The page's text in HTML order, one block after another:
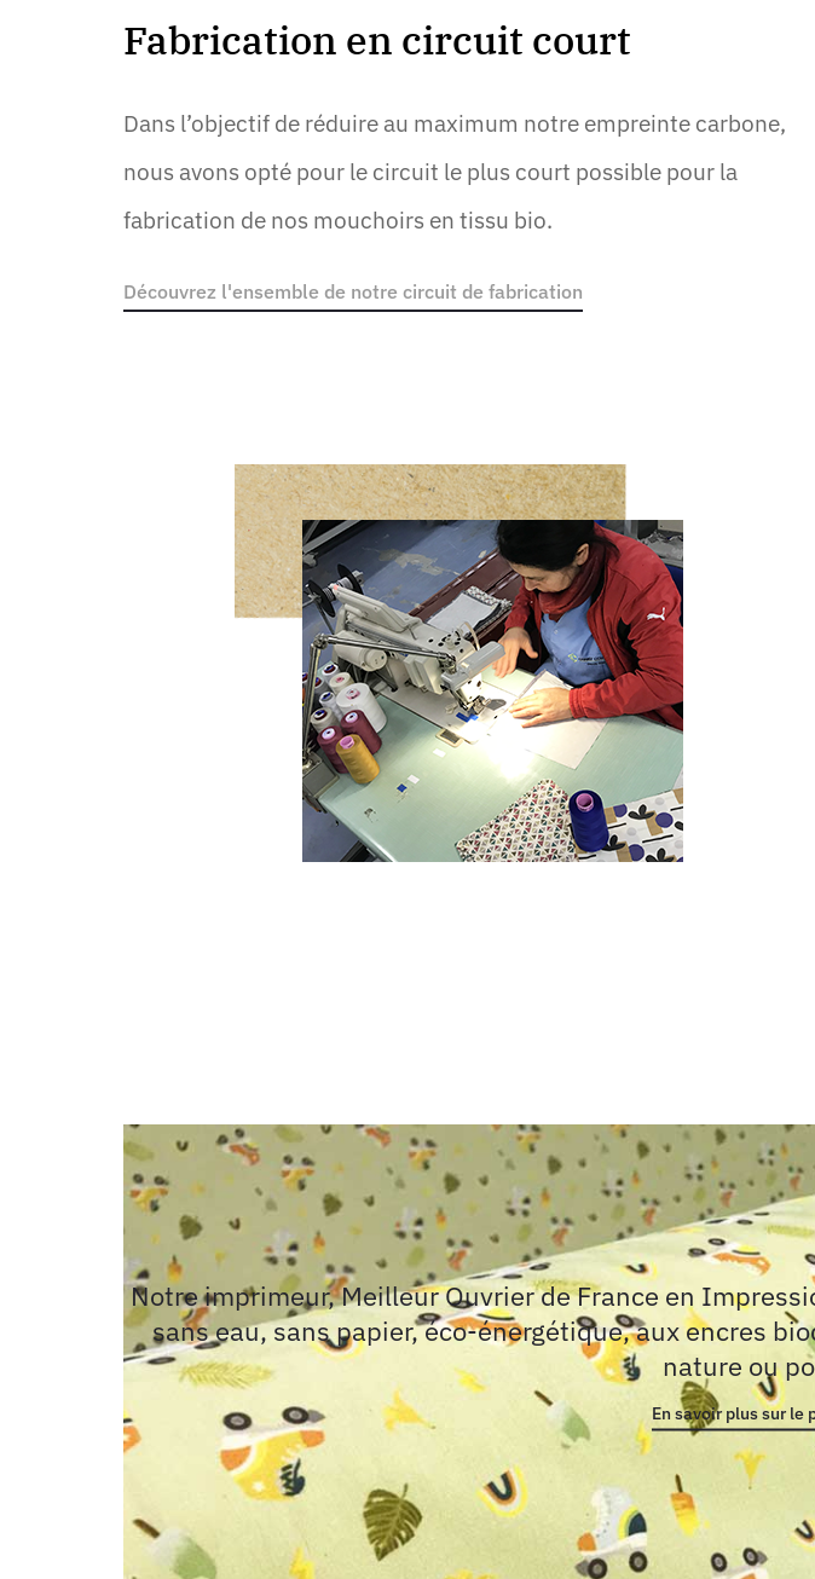
Fabrication en circuit court
Dans l’objectif de réduire au maximum notre empreinte carbone,
nous avons opté pour le circuit le plus court possible pour la
fabrication de nos mouchoirs en tissu bio.
Découvrez l'ensemble de notre circuit de fabrication
Notre imprimeur, Meilleur Ouvrier de France en
sans eau, sans papier, éco-énergétique, aux encres
nature ou
En savoir plus sur le